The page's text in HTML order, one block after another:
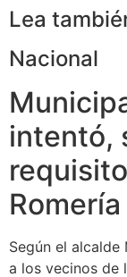
Lea
Nacional
intentó,
Romería
Según el
a los vecinos de